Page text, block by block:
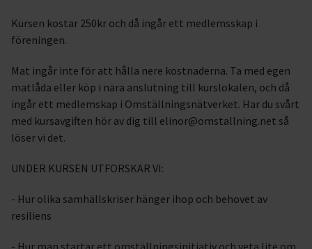
Kursen kostar 250kr och då ingår ett medlemsskap i
föreningen.
Mat ingår inte för att hålla nere kostnaderna. Ta med egen
matlåda eller köp i nära anslutning till kurslokalen, och då
ingår ett medlemskap i Omställningsnätverket. Har du svårt
med kursavgiften hör av dig till elinor@omstallning.net så
löser vi det.
UNDER KURSEN UTFORSKAR VI:
- Hur olika samhällskriser hänger ihop och behovet av
resiliens
- Hur man startar ett omställningsinitiativ och veta lite om